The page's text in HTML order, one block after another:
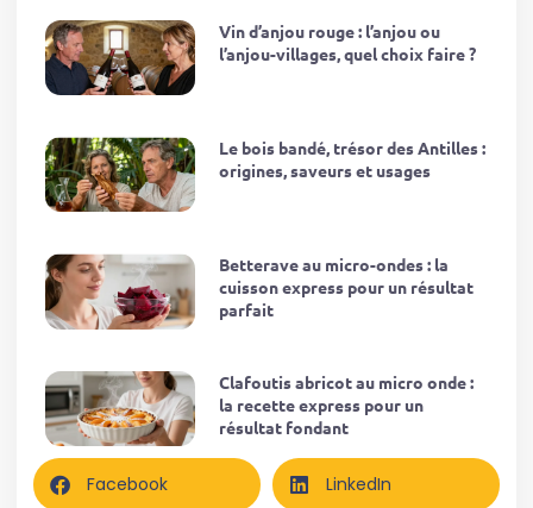
Vin d’anjou rouge : l’anjou ou
l’anjou-villages, quel choix faire ?
Le bois bandé, trésor des Antilles :
origines, saveurs et usages
Betterave au micro-ondes : la
cuisson express pour un résultat
parfait
Clafoutis abricot au micro onde :
la recette express pour un
résultat fondant
Facebook LinkedIn